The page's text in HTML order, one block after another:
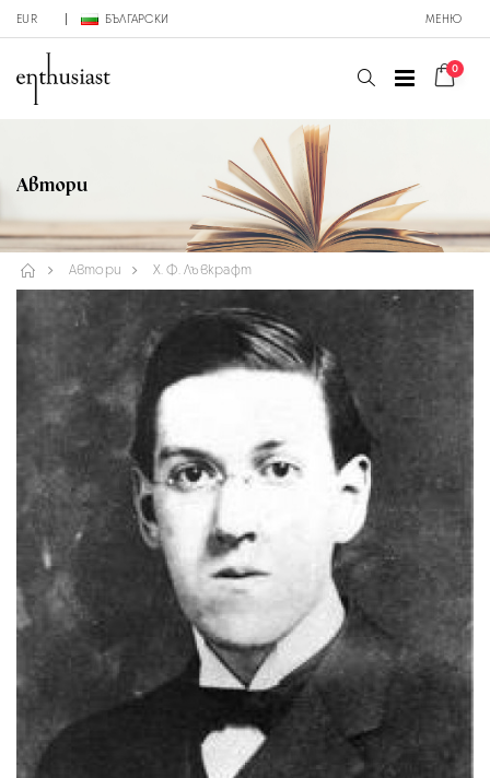
EUR БЪЛГАРСКИ МЕНЮ
0
Автори
Автори Х. Ф. Лъвкрафт